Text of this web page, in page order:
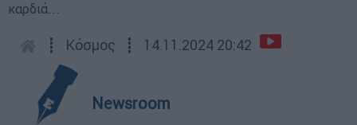
καρδιά...
┋ Κόσμος ┋ 14.11.2024 20:42
Newsroom